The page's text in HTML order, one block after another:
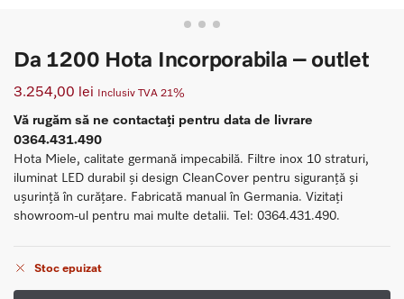
Da 1200 Hota Incorporabila – outlet
3.254,00 lei Inclusiv TVA 21%
Vă rugăm să ne contactați pentru data de livrare
0364.431.490
Hota Miele, calitate germană impecabilă. Filtre inox 10 straturi,
iluminat LED durabil și design CleanCover pentru siguranță și
ușurință în curățare. Fabricată manual în Germania. Vizitați
showroom-ul pentru mai multe detalii. Tel: 0364.431.490.
Stoc epuizat